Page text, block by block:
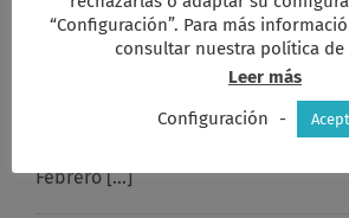
e
Llenar la vida
con sentido
Febrero [...]
“Configuración”. Para más
consultar nuestra política de
Leer más
Configuración
-